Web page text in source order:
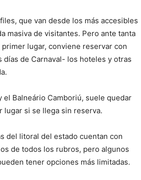
que van desde los más accesibles
masiva de visitantes. Pero ante tanta
lugar, conviene reservar con
de Carnaval- los hoteles y otras
el Balneário Camboriú, suele quedar
lugar si se llega sin reserva.
del litoral del estado cuentan con
de todos los rubros, pero algunos
tener opciones más limitadas.